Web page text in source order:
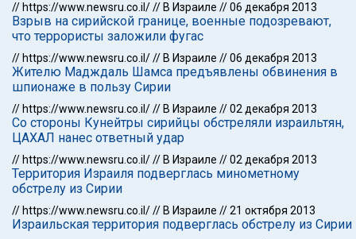
// https://www.newsru.co.il/// В Израиле //06 декабря 2013
Взрыв на сирийской границе, военные подозревают,
что террористы заложили фугас
// https://www.newsru.co.il/// В Израиле //06 декабря 2013
Жителю Мадждаль Шамса предъявлены обвинения в
шпионаже в пользу Сирии
// https://www.newsru.co.il/// В Израиле //02 декабря 2013
Со стороны Кунейтры сирийцы обстреляли израильтян,
ЦАХАЛ нанес ответный удар
// https://www.newsru.co.il/// В Израиле //02 декабря 2013
Территория Израиля подверглась минометному
обстрелу из Сирии
// https://www.newsru.co.il/// В Израиле //21 октября 2013
Израильская территория подверглась обстрелу из Сирии